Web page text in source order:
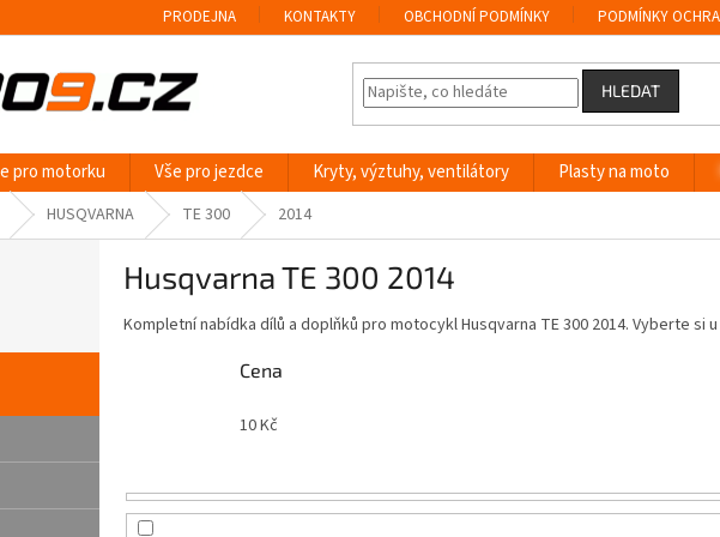
PRODEJNA KONTAKTY OBCHODNÍ PODMÍNKY PODMÍNKY
HLEDAT
pro motorku Vše pro jezdce Kryty, výztuhy, ventilátory Plasty na moto
HUSQVARNA TE 300 2014
Husqvarna TE 300 2014
Kompletní nabídka dílů a doplňků pro motocykl Husqvarna TE 300 2014. Vyberte si
Cena
10Kč